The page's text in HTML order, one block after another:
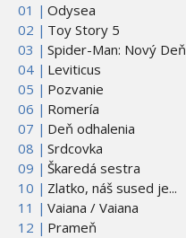
01 | Odysea
02 | Toy Story 5
03 | Spider-Man: Nový Deň
04 | Leviticus
05 | Pozvanie
06 | Romería
07 | Deň odhalenia
08 | Srdcovka
09 | Škaredá sestra
10 | Zlatko, náš sused je...
11 | Vaiana / Vaiana
12 | Prameň